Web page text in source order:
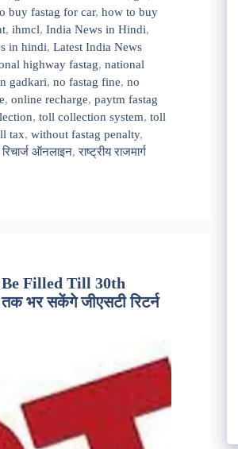
buy fastag for car, how to buy
, ihmcl, India News in Hindi,
in hindi, Latest India News
highway fastag, national
gadkari, no fastag fine, no
, online recharge, paytm fastag
, toll collection system, toll
tax, without fastag penalty,
ऑनलाइन,राष्ट्रीय राजमार्ग
Filled Till 30th
भर सकेंगे जीएसटी रिटर्न